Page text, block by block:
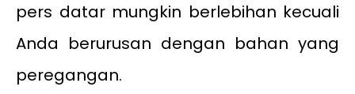
pers datar mungkin berlebihan kecuali
Anda berurusan dengan bahan yang
peregangan.